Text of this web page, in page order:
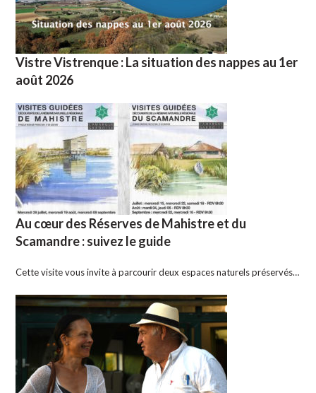
Vistre Vistrenque : La situation des nappes au 1er
août 2026
Au cœur des Réserves de Mahistre et du
Scamandre : suivez le guide
Cette visite vous invite à parcourir deux espaces naturels préservés…